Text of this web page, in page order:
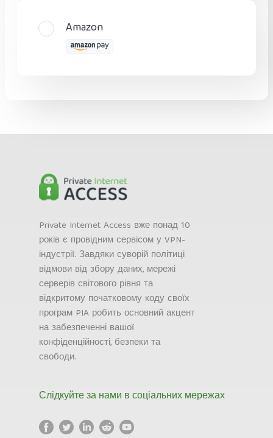
Amazon
Private Internet Access вже понад 10
років є провідним сервісом у VPN-
індустрії. Завдяки суворій політиці
відмови від збору даних, мережі
серверів світового рівня та
відкритому початковому коду своїх
програм PIA робить основний акцент
на забезпеченні вашої
конфіденційності, безпеки та
свободи.
Слідкуйте за нами в соціальних мережах